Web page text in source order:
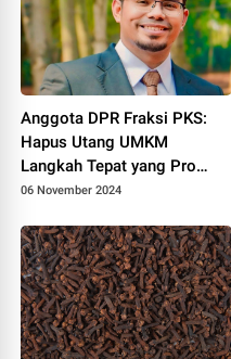
Anggota DPR Fraksi PKS:
Hapus Utang UMKM
Langkah Tepat yang Pro
Rakyat
06 November 2024